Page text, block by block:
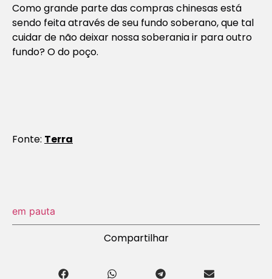
Como grande parte das compras chinesas está
sendo feita através de seu fundo soberano, que tal
cuidar de não deixar nossa soberania ir para outro
fundo? O do poço.
Fonte: Terra
em pauta
Compartilhar